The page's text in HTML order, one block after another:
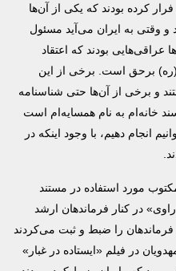
کرده بودند که یکی از آن‌ها
وقتی به ایران می‌آید مسئول
بودند که اعتقاد
برحق است. برخی از این
و برخی از آن‌ها حتی شناسنامه
خانه‌ام به نام همسایه‌ام است
انجام دهیم، با وجود اینکه در
مورد استفاده در مستند
در کنار فرماندهان ارشد
را ضبط و ثبت می‌کردند
در فیلم «ایستاده در غبار»